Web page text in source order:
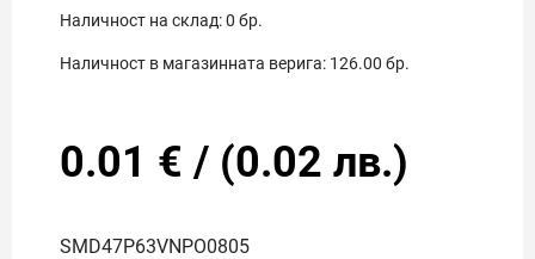
Наличност на склад:0 бр.
Наличност в магазинната верига: 126.00 бр.
0.01 € / (0.02 лв.)
SMD47P63VNPO0805